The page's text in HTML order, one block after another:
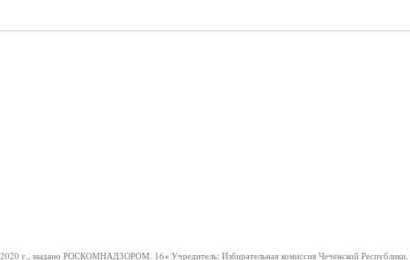
2020 г., выдано РОСКОМНАДЗОРОМ. 16+ Учредитель: Избирательная комиссия Чеченской Республики.